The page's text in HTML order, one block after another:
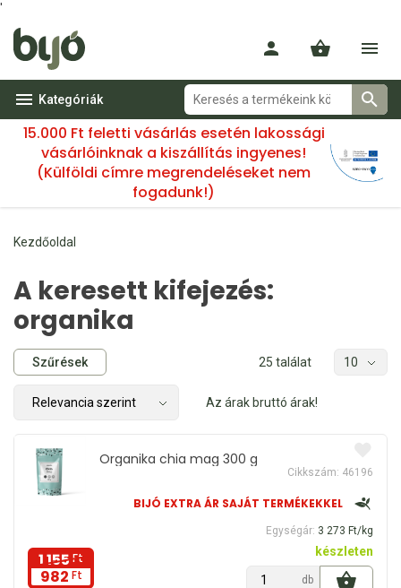
'
Kategóriák
15.000 Ft feletti vásárlás esetén lakossági
vásárlóinknak a kiszállítás ingyenes!
(Külföldi címre megrendeléseket nem
fogadunk!)
Kezdőoldal
A keresett kifejezés:
organika
Szűrések 25 találat
Az árak bruttó árak!
Organika chia mag 300 g
Cikkszám: 46196
BIJÓ EXTRA ÁR SAJÁT TERMÉKEKKEL
Egységár: 3 273 Ft/kg
1 155 Ft
982 Ft
készleten
db